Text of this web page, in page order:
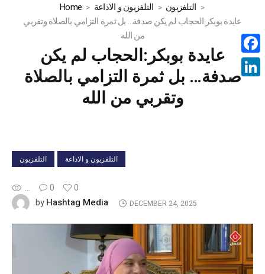
Home التلفزيون و الاذاعة
التلفزيون
عايدة بوبكر:الحجاب لم يكن صدفة… بل ثمرة التزامي بالصلاة وتقربي
من الله
عايدة بوبكر:الحجاب لم يكن
صدفة… بل ثمرة التزامي بالصلاة
وتقربي من الله
التلفزيون التلفزيون و الاذاعة
... 0
0
byHashtag Media DECEMBER 24, 2025